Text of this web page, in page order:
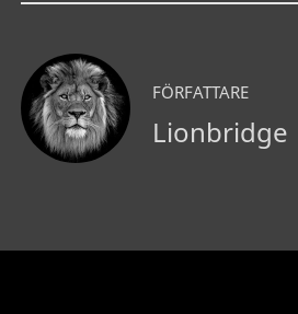
FÖRFATTARE
Lionbridge